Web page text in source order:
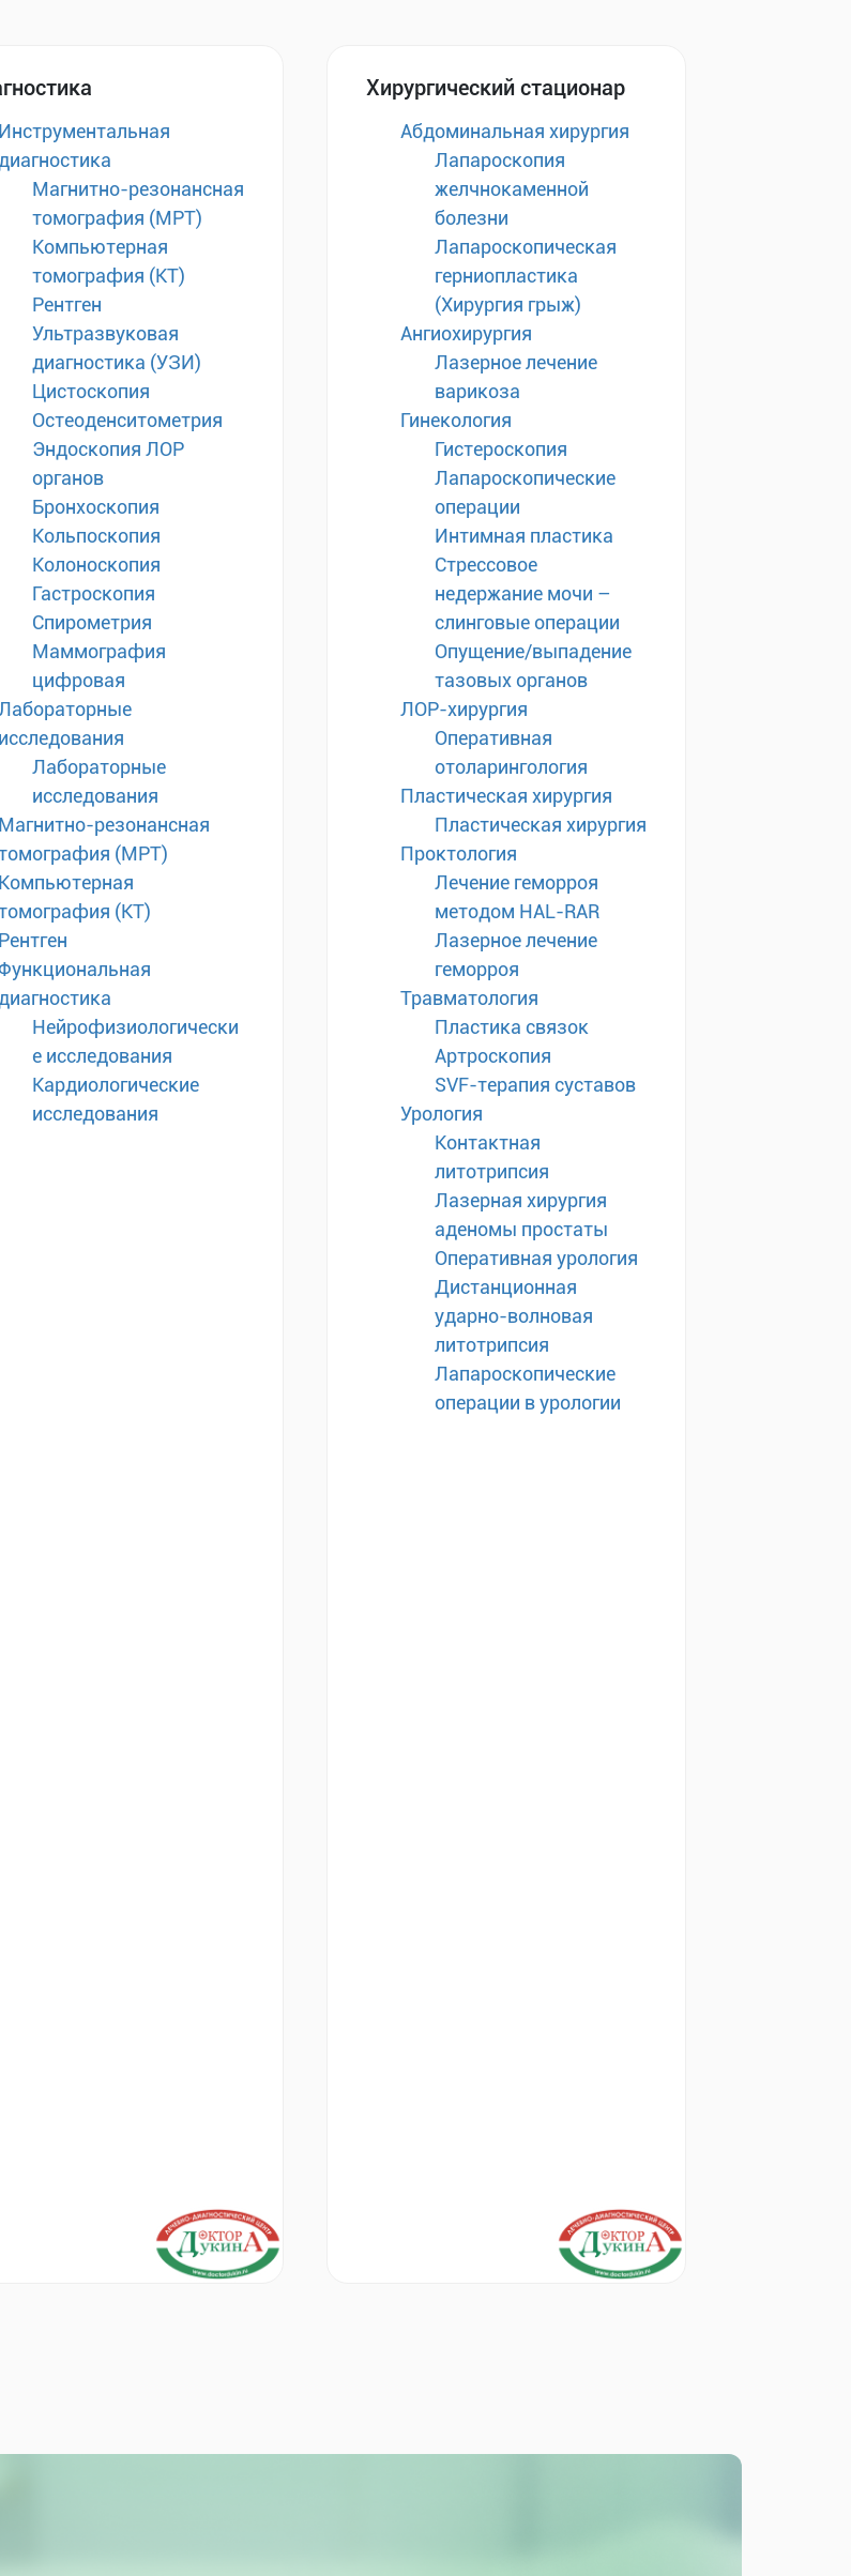
Инструментальная
Магнитно-резонансная
томография (МРТ)
Компьютерная
томография (КТ)
Рентген
Ультразвуковая
диагностика (УЗИ)
Цистоскопия
Остеоденситометрия
Эндоскопия ЛОР
органов
Бронхоскопия
Кольпоскопия
Колоноскопия
Гастроскопия
Спирометрия
Маммография
цифровая
исследования
Лабораторные
исследования
Магнитно-резонансная
(МРТ)
Компьютерная
(КТ)
Рентген
Нейрофизиологически
е исследования
Кардиологические
исследования
Хирургический стационар
Абдоминальная хирургия
Лапароскопия
желчнокаменной
болезни
Лапароскопическая
герниопластика
(Хирургия грыж)
Ангиохирургия
Лазерное лечение
варикоза
Гинекология
Гистероскопия
Лапароскопические
операции
Интимная пластика
Стрессовое
недержание мочи –
слинговые операции
Опущение/выпадение
тазовых органов
ЛОР-хирургия
Оперативная
отоларингология
Пластическая хирургия
Пластическая хирургия
Проктология
Лечение геморроя
методом HAL-RAR
Лазерное лечение
геморроя
Травматология
Пластика связок
Артроскопия
SVF-терапия суставов
Урология
Контактная
литотрипсия
Лазерная хирургия
аденомы простаты
Оперативная урология
Дистанционная
ударно-волновая
литотрипсия
Лапароскопические
операции в урологии